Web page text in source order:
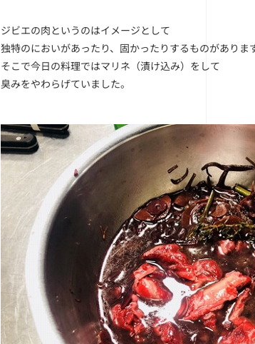
ジビエの肉というのはイメージとして
独特のにおいがあったり、固かったりするものがあります
そこで今日の料理ではマリネ（漬け込み）をして
臭みをやわらげていました。